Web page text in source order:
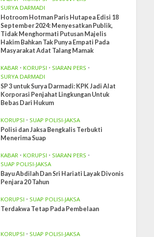
SURYA DARMADI
Hotroom Hotman Paris Hutapea Edisi 18
September 2024: Menyesatkan Publik,
Tidak Menghormati Putusan Majelis
Hakim Bahkan Tak Punya Empati Pada
Masyarakat Adat Talang Mamak
KABAR • KORUPSI • SIARAN PERS •
SURYA DARMADI
SP 3 untuk Surya Darmadi: KPK Jadi Alat
Korporasi Penjahat Lingkungan Untuk
Bebas Dari Hukum
KORUPSI • SUAP POLISI-JAKSA
Polisi dan Jaksa Bengkalis Terbukti
Menerima Suap
KABAR • KORUPSI • SIARAN PERS •
SUAP POLISI-JAKSA
Bayu Abdilah Dan Sri Hariati Layak Divonis
Penjara 20 Tahun
KORUPSI • SUAP POLISI-JAKSA
Terdakwa Tetap Pada Pembelaan
KORUPSI • SUAP POLISI-JAKSA